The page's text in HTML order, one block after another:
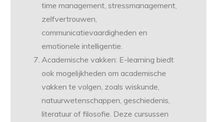
time management, stressmanagement,
zelfvertrouwen,
communicatievaardigheden en
emotionele intelligentie.
Academische vakken: E-learning biedt
ook mogelijkheden om academische
vakken te volgen, zoals wiskunde,
natuurwetenschappen, geschiedenis,
literatuur of filosofie. Deze cursussen